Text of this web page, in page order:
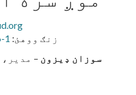
زنګ ووهئ: 1-916-732-5600
سوزان ډیزون –